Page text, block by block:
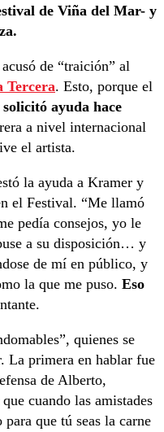
de Viña del Mar- y
de “traición” al
Tercera. Esto, porque el
ayuda hace
a nivel internacional
el artista.
la ayuda a Kramer y
el Festival. “Me llamó
pedía consejos, yo le
a su disposición… y
de mí en público, y
la que me puso. Eso
quienes se
La primera en hablar fue
de Alberto,
cuando las amistades
que tú seas la carne